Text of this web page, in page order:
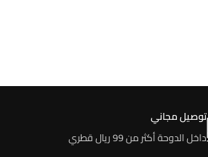
توصيل مجاني
داخل الدوحة أكثر من 99 ريال قطري